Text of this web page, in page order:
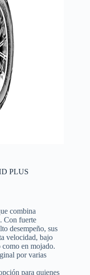
PLUS
combina
Con fuerte
desempeño, sus
velocidad, bajo
en mojado.
por varias
para quienes